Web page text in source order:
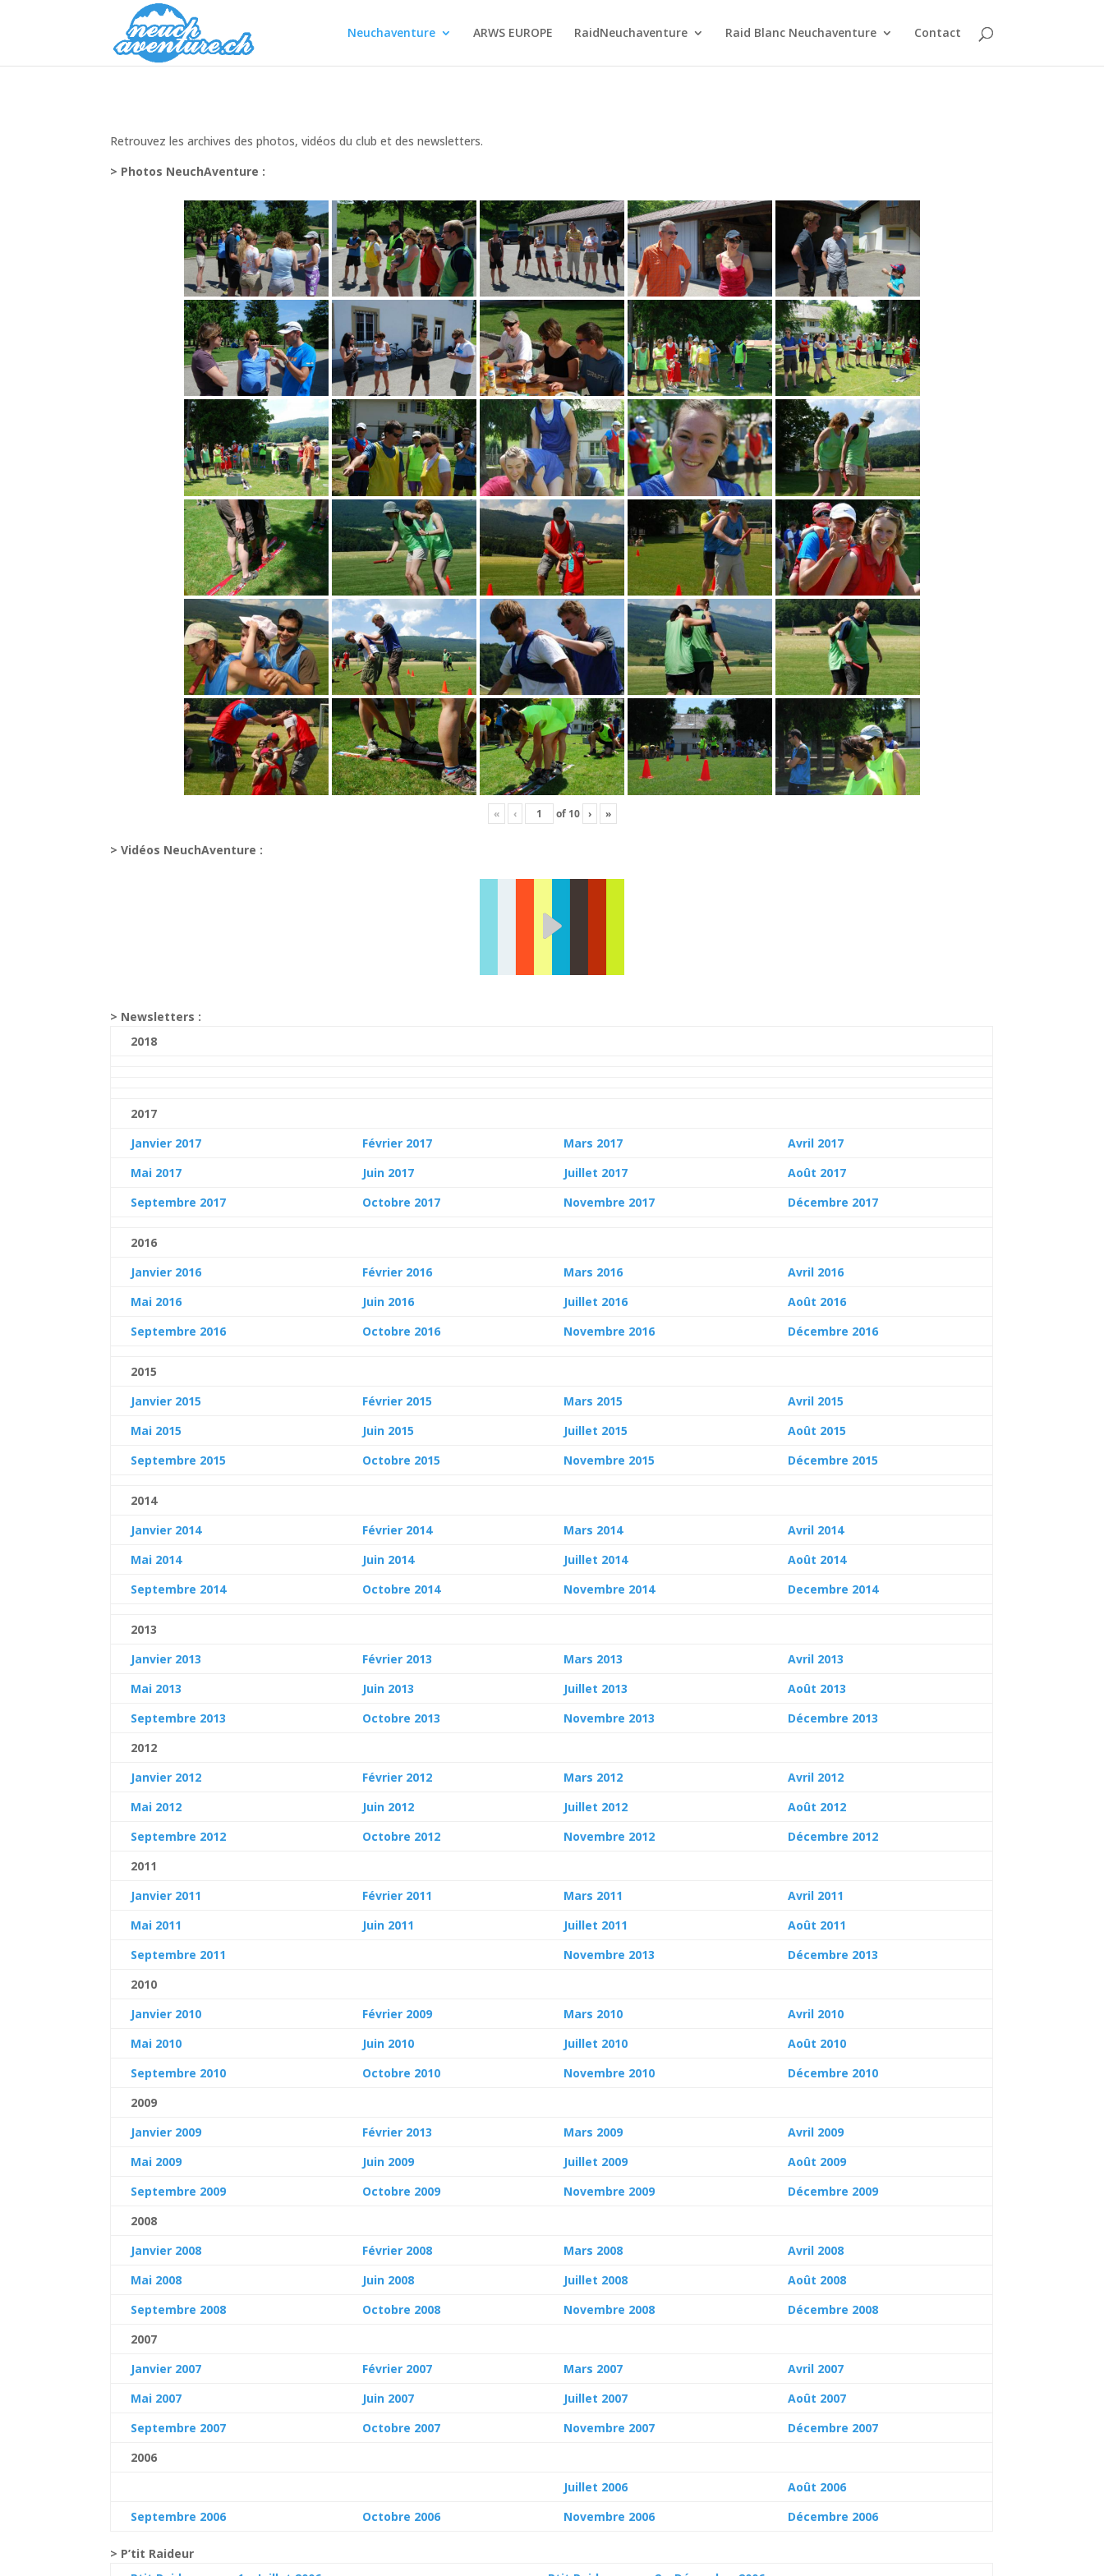
Neuchaventure ARWS EUROPE RaidNeuchaventure Raid Blanc Neuchaventure Contact
Retrouvez les archives des photos, vidéos du club et des newsletters.
> Photos NeuchAventure :
« ‹ of 10 › »
> Vidéos NeuchAventure :
> Newsletters :
2018
2017
Janvier 2017
Février 2017 Mars 2017
Avril 2017
Mai 2017
Juin 2017 Juillet 2017
Août 2017
Septembre 2017
Octobre 2017 Novembre 2017 Décembre 2017
2016
Janvier 2016
Février 2016 Mars 2016
Avril 2016
Mai 2016
Juin 2016 Juillet 2016
Août 2016
Septembre 2016
Octobre 2016 Novembre 2016 Décembre 2016
2015
Janvier 2015
Février 2015 Mars 2015
Avril 2015
Mai 2015
Juin 2015 Juillet 2015
Août 2015
Septembre 2015
Octobre 2015 Novembre 2015 Décembre 2015
2014
Janvier 2014
Février 2014 Mars 2014
Avril 2014
Mai 2014 Juin 2014 Juillet 2014
Août 2014
Septembre 2014
Octobre 2014 Novembre 2014 Decembre 2014
2013
Janvier 2013
Février 2013 Mars 2013
Avril 2013
Mai 2013
Juin 2013 Juillet 2013
Août 2013
Septembre 2013
Octobre 2013 Novembre 2013
Décembre 2013
2012
Janvier 2012
Février 2012 Mars 2012
Avril 2012
Mai 2012
Juin 2012 Juillet 2012
Août 2012
Septembre 2012
Octobre 2012 Novembre 2012
Décembre 2012
2011
Janvier 2011
Février 2011 Mars 2011
Avril 2011
Mai 2011
Juin 2011 Juillet 2011
Août 2011
Septembre 2011
Novembre 2013
Décembre 2013
2010
Janvier 2010
Février 2009 Mars 2010
Avril 2010
Mai 2010
Juin 2010 Juillet 2010
Août 2010
Septembre 2010
Octobre 2010 Novembre 2010
Décembre 2010
2009
Janvier 2009
Février 2013 Mars 2009
Avril 2009
Mai 2009
Juin 2009 Juillet 2009
Août 2009
Septembre 2009
Octobre 2009 Novembre 2009
Décembre 2009
2008
Janvier 2008
Février 2008 Mars 2008
Avril 2008
Mai 2008
Juin 2008 Juillet 2008
Août 2008
Septembre 2008
Octobre 2008 Novembre 2008
Décembre 2008
2007
Janvier 2007
Février 2007 Mars 2007
Avril 2007
Mai 2007
Juin 2007 Juillet 2007
Août 2007
Septembre 2007
Octobre 2007 Novembre 2007
Décembre 2007
2006
Juillet 2006
Août 2006
Septembre 2006
Octobre 2006 Novembre 2006 Décembre 2006
> P’tit Raideur